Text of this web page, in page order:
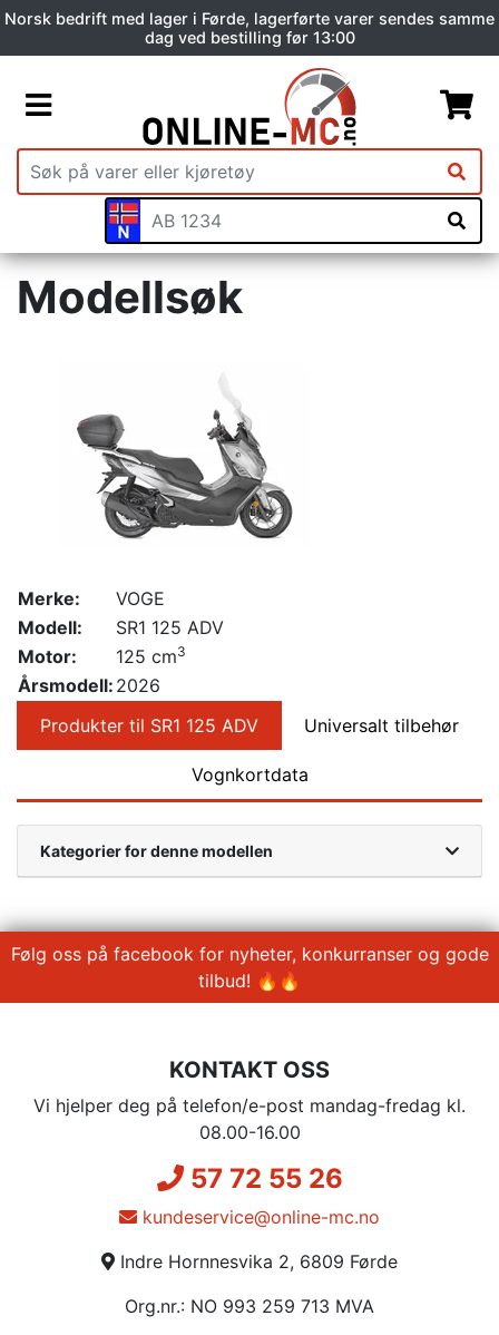
Norsk bedrift med lager i Førde, lagerførte varer sendes samme
dag ved bestilling før 13:00
Modellsøk
Merke:
VOGE
Modell:
SR1 125 ADV
Motor:
125 cm3
Årsmodell: 2026
Produkter til SR1 125 ADV
Universalt tilbehør
Vognkortdata
Kategorier for denne modellen
Følg oss på facebook for nyheter, konkurranser og gode
tilbud! 🔥🔥
KONTAKT OSS
Vi hjelper deg på telefon/e-post mandag-fredag kl.
08.00-16.00
57 72 55 26
kundeservice@online-mc.no
Indre Hornnesvika 2, 6809 Førde
Org.nr.: NO 993 259 713 MVA